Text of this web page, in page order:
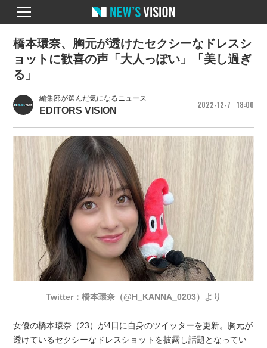
編集部が選んだ気になるニュース
EDITORS VISION
2022 12 7 18 00
橋本環奈、胸元が透けたセクシーなドレスシ
ョットに歓喜の声「大人っぽい」「美し過ぎ
る」
Twitter：橋本環奈（@H_KANNA_0203）より
女優の橋本環奈（23）が4日に自身のツイッターを更新。胸元が
透けているセクシーなドレスショットを披露し話題となってい